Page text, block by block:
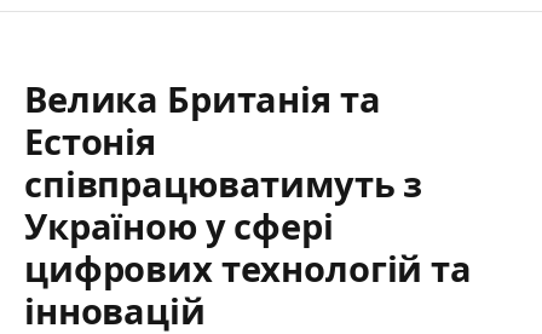
Велика Британія та
Естонія
співпрацюватимуть з
Україною у сфері
цифрових технологій та
інновацій